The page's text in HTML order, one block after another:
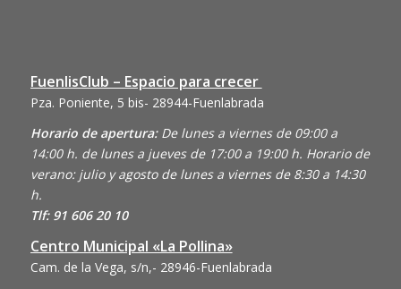
FuenlisClub – Espacio para crecer
Pza. Poniente, 5 bis- 28944-Fuenlabrada
Horario de apertura:De lunes a viernes de 09:00 a
14:00 h. de lunes a jueves de 17:00 a 19:00 h. Horario de
verano: julio y agosto de lunes a viernes de 8:30 a 14:30
h.
Tlf: 91 606 20 10
Centro Municipal «La Pollina»
Cam. de la Vega, s/n,- 28946-Fuenlabrada